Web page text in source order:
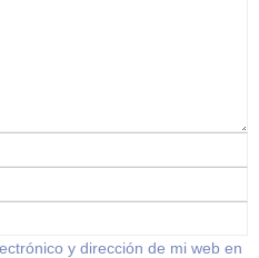
y dirección de mi web en